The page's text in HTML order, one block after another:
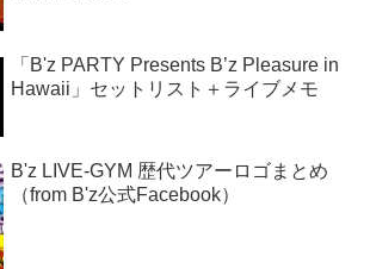
「B'z PARTY Presents B’z Pleasure in
Hawaii」セットリスト＋ライブメモ
B'z LIVE-GYM 歴代ツアーロゴまとめ
（from B'z公式Facebook）